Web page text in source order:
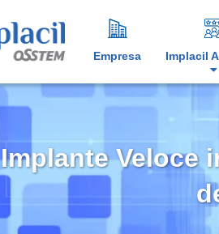
Empresa Implacil
Implante Veloce